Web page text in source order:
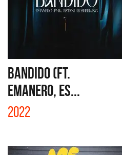
BANDIDO (FT.
EMANERO, ES...
2022